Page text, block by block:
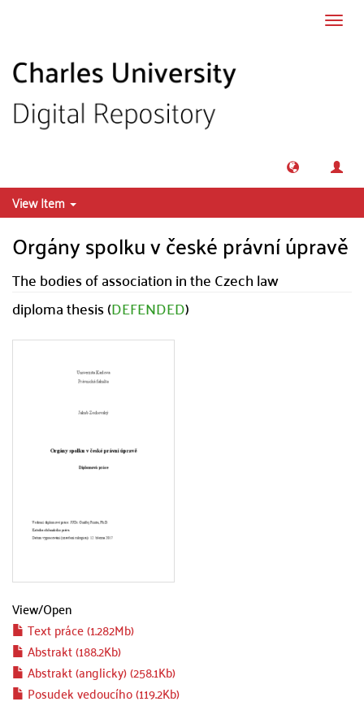
View Item
Orgány spolku v české právní úpravě
The bodies of association in the Czech law
diploma thesis (DEFENDED)
View/Open
Text práce (1.282Mb)
Abstrakt (188.2Kb)
Abstrakt (anglicky) (258.1Kb)
Posudek vedoucího (119.2Kb)